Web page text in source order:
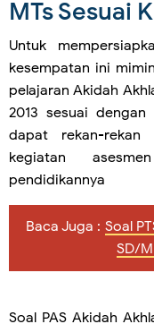
MTs Sesuai
Untuk
kesempatan ini
pelajaran Akidah
2013 sesuai dengan
dapat rekan-rekan
kegiatan
pendidikannya
Baca Juga : Soal
SD/
Soal PAS Akidah